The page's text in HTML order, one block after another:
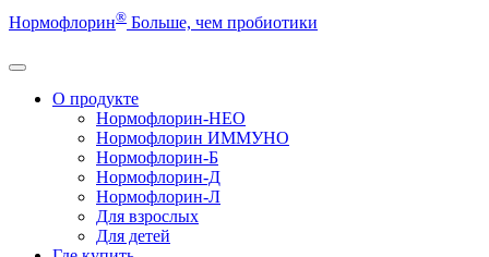
Нормофлорин® Больше, чем пробиотики
О продукте
Нормофлорин-НЕО
Нормофлорин ИММУНО
Нормофлорин-Б
Нормофлорин-Д
Нормофлорин-Л
Для взрослых
Для детей